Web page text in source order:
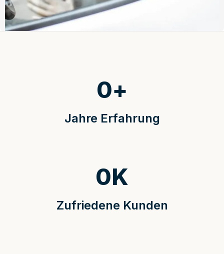
Jahre Erfahrung
0+
Zufriedene Kunden
0K